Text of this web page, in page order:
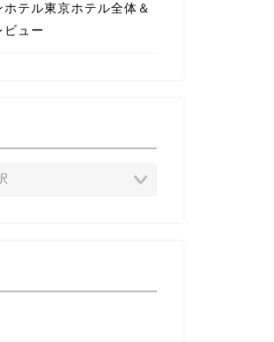
ホテル東京ホテル全体＆
ビュー